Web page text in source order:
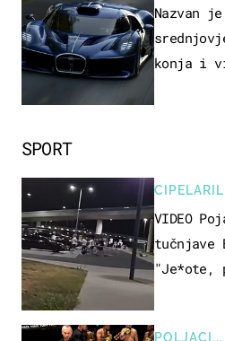
SPORT
VIDEO
tučnjave
"Je*ote,
POLJACI...
Nazvan
konja i